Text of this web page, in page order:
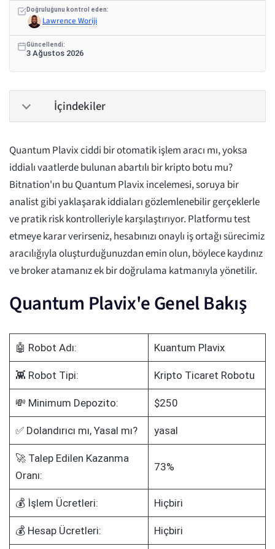
Doğruluğunu kontrol eden:
Lawrence Woriji
Güncellendi:
3 Ağustos 2026
İçindekiler
Quantum Plavix ciddi bir otomatik işlem aracı mı, yoksa
iddialı vaatlerde bulunan abartılı bir kripto botu mu?
Bitnation'ın bu Quantum Plavix incelemesi, soruya bir
analist gibi yaklaşarak iddiaları gözlemlenebilir gerçeklerle
ve pratik risk kontrolleriyle karşılaştırıyor. Platformu test
etmeye karar verirseniz, hesabınızı onaylı iş ortağı sürecimiz
aracılığıyla oluşturduğunuzdan emin olun, böylece kaydınız
ve broker atamanız ek bir doğrulama katmanıyla yönetilir.
Quantum Plavix'e Genel Bakış
🤖 Robot Adı: Kuantum Plavix
👾 Robot Tipi: Kripto Ticaret Robotu
💸 Minimum Depozito: $250
✅ Dolandırıcı mı, Yasal mı? yasal
🚀 Talep Edilen Kazanma
Oranı:
73%
💰 İşlem Ücretleri: Hiçbiri
💰 Hesap Ücretleri: Hiçbiri